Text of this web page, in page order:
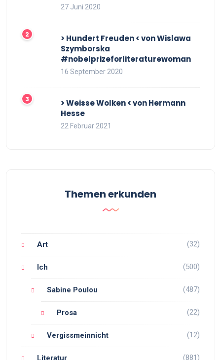
27 Juni 2020
> Hundert Freuden < von Wislawa
Szymborska
#nobelprizeforliteraturewoman
16 September 2020
> Weisse Wolken < von Hermann
Hesse
22 Februar 2021
Themen erkunden
Art (32)
Ich (500)
Sabine Poulou (487)
Prosa (22)
Vergissmeinnicht (12)
Literatur (881)